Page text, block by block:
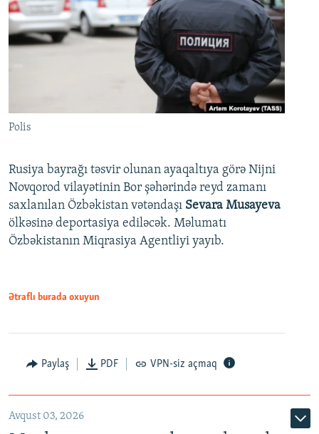
Polis
Rusiya bayrağı təsvir olunan ayaqaltıya görə Nijni
Novqorod vilayətinin Bor şəhərində reyd zamanı
saxlanılan Özbəkistan vətəndaşı Sevara Musayeva
ölkəsinə deportasiya ediləcək. Məlumatı
Özbəkistanın Miqrasiya Agentliyi yayıb.
Ətraflı burada oxuyun
Paylaş PDF VPN-siz açmaq
Avqust 03, 2026